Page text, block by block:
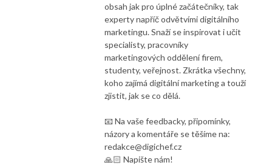
obsah jak pro úplné začátečníky, tak
experty napříč odvětvími digitálního
marketingu. Snaží se inspirovat i učit
specialisty, pracovníky
marketingových oddělení firem,
studenty, veřejnost. Zkrátka všechny,
koho zajímá digitální marketing a touží
zjistit, jak se co dělá.
📧 Na vaše feedbacky, připomínky,
názory a komentáře se těšíme na:
redakce@digichef.cz
🙏🏻 Napište nám!